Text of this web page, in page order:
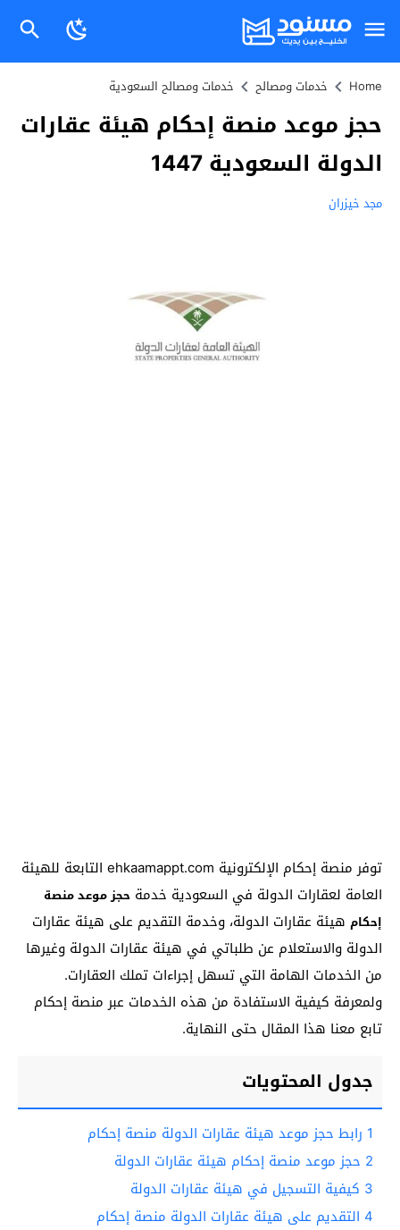
Home خدمات ومصالح خدمات ومصالح السعودية
حجز موعد منصة إحكام هيئة عقارات
الدولة السعودية 1447
مجد خيزران
توفر منصة إحكام الإلكترونية ehkaamappt.com التابعة للهيئة
العامة لعقارات الدولة في السعودية خدمة حجز موعد منصة
إحكام هيئة عقارات الدولة، وخدمة التقديم على هيئة عقارات
الدولة والاستعلام عن طلباتي في هيئة عقارات الدولة وغيرها
من الخدمات الهامة التي تسهل إجراءات تملك العقارات.
ولمعرفة كيفية الاستفادة من هذه الخدمات عبر منصة إحكام
تابع معنا هذا المقال حتى النهاية.
جدول المحتويات
1 رابط حجز موعد هيئة عقارات الدولة منصة إحكام
2 حجز موعد منصة إحكام هيئة عقارات الدولة
3 كيفية التسجيل في هيئة عقارات الدولة
4 التقديم على هيئة عقارات الدولة منصة إحكام